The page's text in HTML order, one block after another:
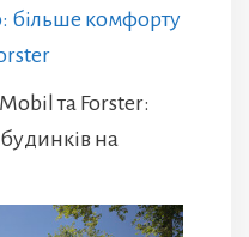
більше комфорту
та Forster:
на